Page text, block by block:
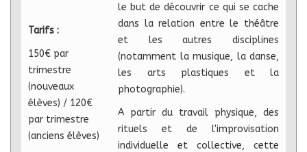
Tarifs :
150€ par
trimestre
(nouveaux
élèves) / 120€
par trimestre
(anciens élèves)
le but de découvrir ce qui se cache
dans la relation entre le théâtre
et les autres disciplines
(notamment la musique, la danse,
les arts plastiques et la
photographie).
A partir du travail physique, des
rituels et de l'improvisation
individuelle et collective, cette